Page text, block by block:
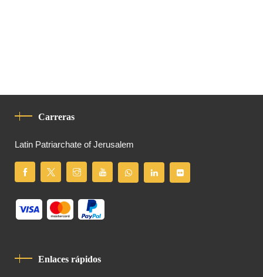
Carreras
Latin Patriarchate of Jerusalem
Enlaces rápidos